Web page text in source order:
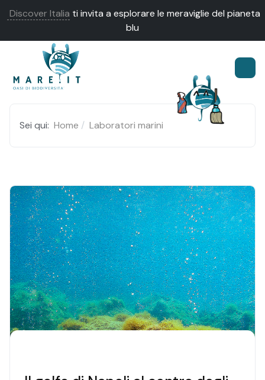
Discover Italia ti invita a esplorare le meraviglie del pianeta
blu
Sei qui: Home Laboratori marini